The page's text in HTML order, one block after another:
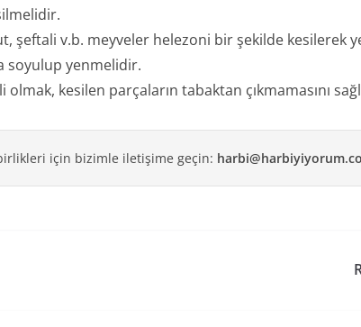
şeftali v.b. meyveler helezoni bir şekilde kesilerek
soyulup yenmelidir.
olmak, kesilen parçaların tabaktan çıkmamasını
için bizimle iletişime geçin: